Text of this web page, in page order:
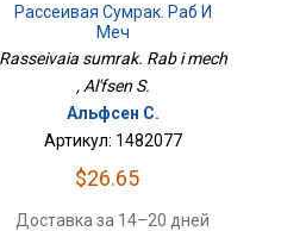
Рассеивая Сумрак. Раб И
Меч
Rasseivaia sumrak. Rab i mech
, Al'fsen S.
Альфсен С.
Артикул: 1482077
$26.65
Доставка за 14–20 дней